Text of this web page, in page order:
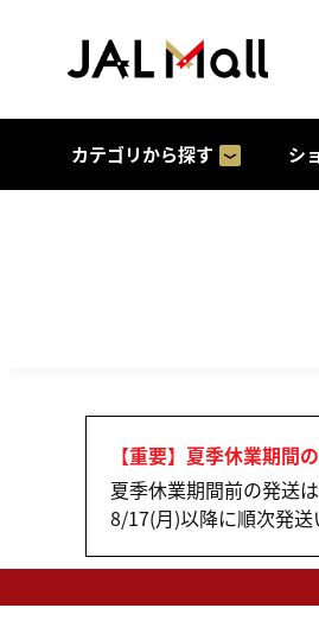
カテゴリから探す シ
【重要】夏季休業期間
夏季休業期間前の発送
8/17(月)以降に順次